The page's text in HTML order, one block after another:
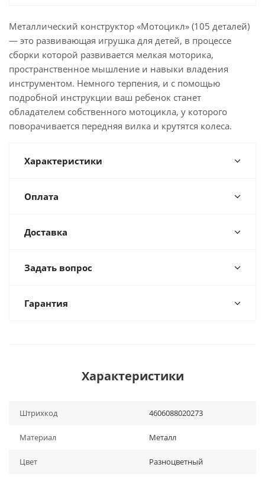
Металлический конструктор «Мотоцикл» (105 деталей)
— это развивающая игрушка для детей, в процессе
сборки которой развивается мелкая моторика,
пространственное мышление и навыки владения
инструментом. Немного терпения, и с помощью
подробной инструкции ваш ребенок станет
обладателем собственного мотоцикла, у которого
поворачивается передняя вилка и крутятся колеса.
Характеристики
Оплата
Доставка
Задать вопрос
Гарантия
Характеристики
Штрихкод 4606088020273
Материал Металл
Цвет Разноцветный